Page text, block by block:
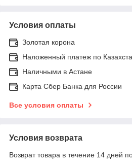
Условия оплаты
Золотая корона
Наложенный платеж по
Наличными в Астане
Карта Сбер Банка для России
Все условия оплаты
Условия возврата
Возврат товара в течение 14 дней